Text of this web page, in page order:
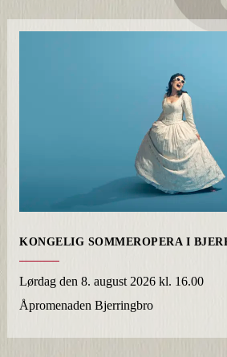
KONGELIG SOMMEROPERA I
Lørdag den 8. august 2026 kl. 16.00
Åpromenaden Bjerringbro